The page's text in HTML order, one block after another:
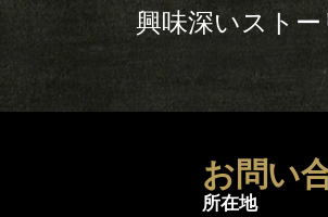
興味深いスト
お問い
所在地